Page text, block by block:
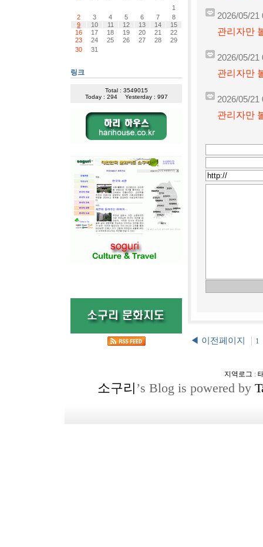
2026/05/21
관리자만
2026/05/21
관리자만
2026/05/21
관리자만
◀ 이전페이지 1
1
2
3 4 5 6 7
8
9
10 11 12 13 14
15
16
17 18 19 20 21
22
23
24 25 26 27 28
29
30
31
링크
Total : 3549015
Today : 294
Yesterday : 997
지역로그 :
소구리 ’s Blog is powered by